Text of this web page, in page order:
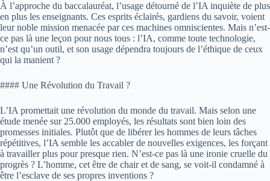
À l’approche du baccalauréat, l’usage détourné de l’IA inquiète de plus
en plus les enseignants. Ces esprits éclairés, gardiens du savoir, voient
leur noble mission menacée par ces machines omniscientes. Mais n’est-
ce pas là une leçon pour nous tous : l’IA, comme toute technologie,
n’est qu’un outil, et son usage dépendra toujours de l’éthique de ceux
qui la manient ?
#### Une Révolution du Travail ?
L’IA promettait une révolution du monde du travail. Mais selon une
étude menée sur 25.000 employés, les résultats sont bien loin des
promesses initiales. Plutôt que de libérer les hommes de leurs tâches
répétitives, l’IA semble les accabler de nouvelles exigences, les forçant
à travailler plus pour presque rien. N’est-ce pas là une ironie cruelle du
progrès ? L’homme, cet être de chair et de sang, se voit-il condamné à
être l’esclave de ses propres inventions ?